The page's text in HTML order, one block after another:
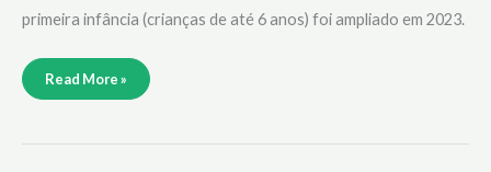
primeira infância (crianças de até 6 anos) foi ampliado em 2023.
Read More »